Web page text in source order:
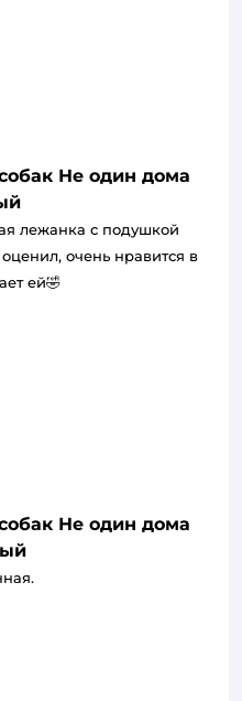
Не один дома
лежанка с подушкой
очень нравится в
ей🤣
Не один дома